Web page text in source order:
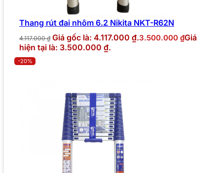
Thang rút đai nhôm 6.2 Nikita NKT-R62N
4.117.000₫ Giá gốc là: 4.117.000 ₫.3.500.000 ₫Giá
hiện tại là: 3.500.000 ₫.
-20%